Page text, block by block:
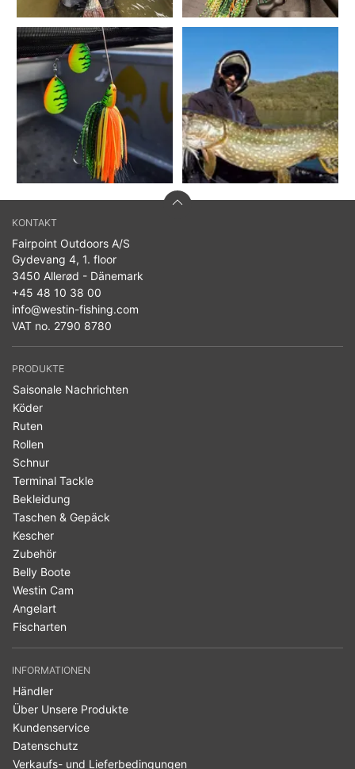
KONTAKT
Fairpoint Outdoors A/S
Gydevang 4, 1. floor
3450 Allerød - Dänemark
+45 48 10 38 00
info@westin-fishing.com
VAT no. 2790 8780
PRODUKTE
Saisonale Nachrichten
Köder
Ruten
Rollen
Schnur
Terminal Tackle
Bekleidung
Taschen & Gepäck
Kescher
Zubehör
Belly Boote
Westin Cam
Angelart
Fischarten
INFORMATIONEN
Händler
Über Unsere Produkte
Kundenservice
Datenschutz
Verkaufs- und Lieferbedingungen